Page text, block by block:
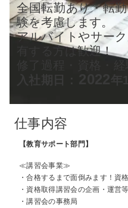
全国転勤あり・転
験を考慮します。
アルバイトやサー
有する方は歓迎！
修了過程・資格・
仕事内容
【教育サポート部門】
≪講習会事業≫
・合格するまで面倒みます！資
・資格取得講習会の企画・運営等
・講習会の事務局